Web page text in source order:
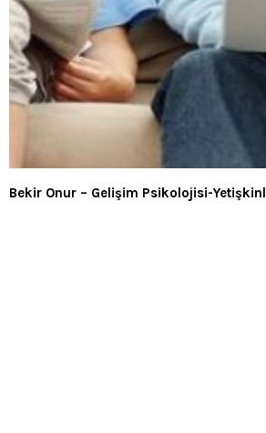
Bekir Onur – Gelişim Psikolojisi-